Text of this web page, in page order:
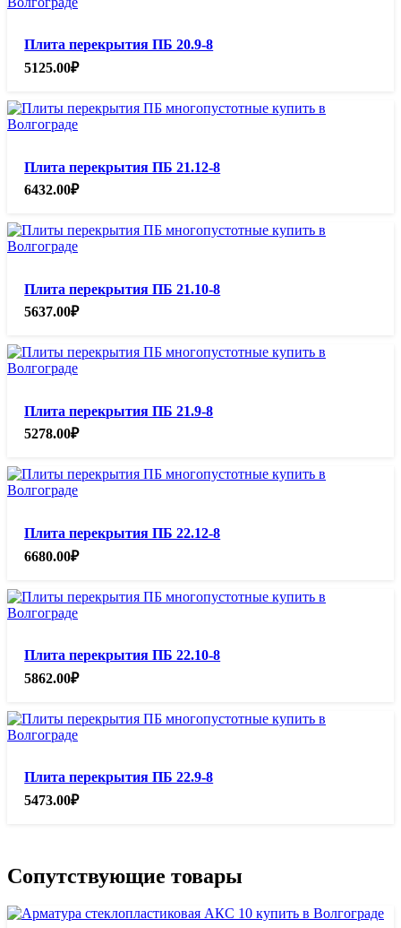
Плита перекрытия ПБ 20.9-8
5125.00₽
Плита перекрытия ПБ 21.12-8
6432.00₽
Плита перекрытия ПБ 21.10-8
5637.00₽
Плита перекрытия ПБ 21.9-8
5278.00₽
Плита перекрытия ПБ 22.12-8
6680.00₽
Плита перекрытия ПБ 22.10-8
5862.00₽
Плита перекрытия ПБ 22.9-8
5473.00₽
Сопутствующие товары